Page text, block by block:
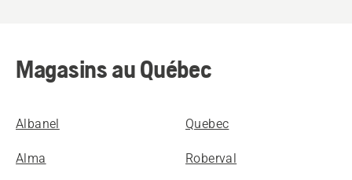
Magasins au Québec
Albanel
Alma
Quebec
Roberval